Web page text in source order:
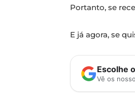
Portanto, se
E já agora, se
Escolhe
Vê os